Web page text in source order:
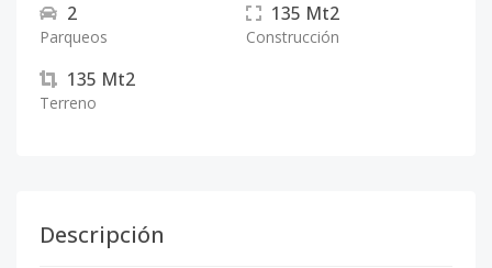
2
Parqueos
135 Mt2
Construcción
135 Mt2
Terreno
Descripción